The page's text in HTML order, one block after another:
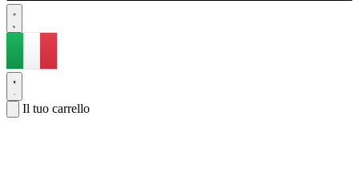
Il tuo carrello